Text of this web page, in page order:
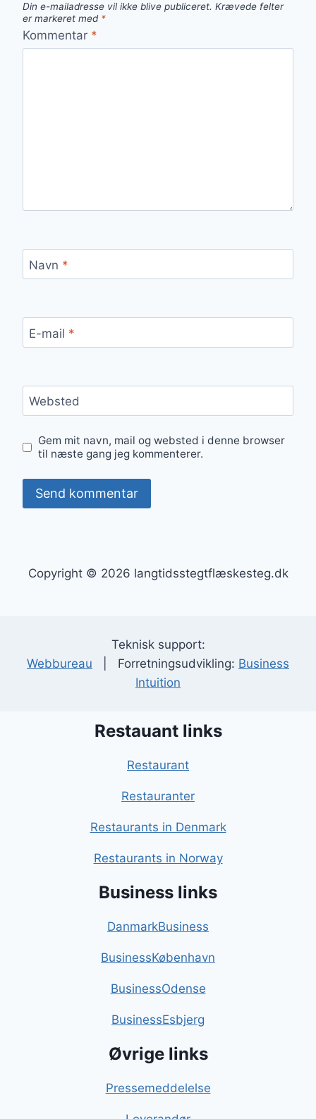
Din e-mailadresse vil ikke blive publiceret. Krævede felter
er markeret med *
Kommentar *
Navn *
E-mail *
Websted
Gem mit navn, mail og websted i denne browser
til næste gang jeg kommenterer.
Copyright © 2026 langtidsstegtflæskesteg.dk
Teknisk support:
Webbureau | Forretningsudvikling: Business
Intuition
Restauant links
Restaurant
Restauranter
Restaurants in Denmark
Restaurants in Norway
Business links
DanmarkBusiness
BusinessKøbenhavn
BusinessOdense
BusinessEsbjerg
Øvrige links
Pressemeddelelse